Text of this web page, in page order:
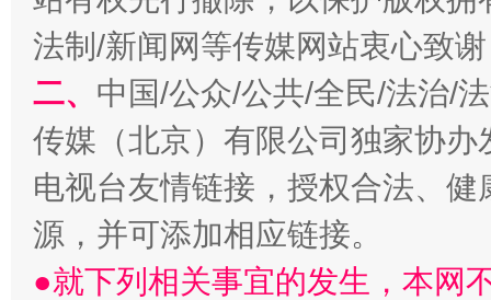
揭开“小金库”的免责幌子
法制/新闻网等传媒网站衷心致
二、 中国/公众/公共/全民/法治/
传媒（北京）有限公司独家协
电视台友情链接，授权合法、
源，并可添加相应链接。
●就下列相关事宜的发生，本网